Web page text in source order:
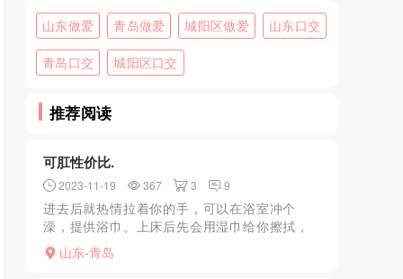
山东做爱 青岛做爱 城阳区做爱 山东口交
青岛口交 城阳区口交
推荐阅读
可肛性价比.
2023-11-19 367 3 9
进去后就热情拉着你的手，可以在浴室冲个
澡，提供浴巾。上床后先会用湿巾给你擦拭，
然后缓缓吞入，温暖肉壁包裹的感觉真的很
棒，还可以深厚，姐姐还会温柔的问你是不是
山东-青岛